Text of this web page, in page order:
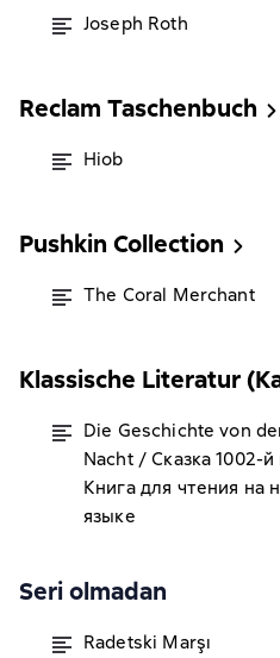
Joseph Roth
Reclam Taschenbuch
Hiob
Pushkin Collection
The Coral Merchant
Klassische Literatur
Die Geschichte von
Nacht / Сказка 1002-й
Книга для чтения на
языке
Seri olmadan
Radetski Marşı